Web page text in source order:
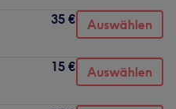
35 € Auswählen
15 € Auswählen